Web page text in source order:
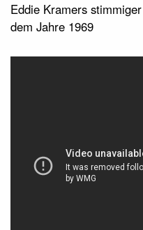
Eddie Kramers
dem Jahre 1969